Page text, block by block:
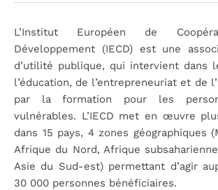
L’Institut Européen de
Développement (IECD) est une
d’utilité publique, qui intervient dans
l’éducation, de l’entrepreneuriat et de
par la formation pour les
vulnérables. L’IECD met en œuvre
dans 15 pays, 4 zones géographiques
Afrique du Nord, Afrique
Asie du Sud-est) permettant d’agir
30 000 personnes bénéficiaires.